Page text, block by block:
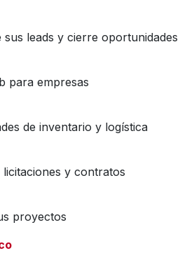
sus leads y cierre oportunidades
para empresas
de inventario y logística
y contratos
proyectos